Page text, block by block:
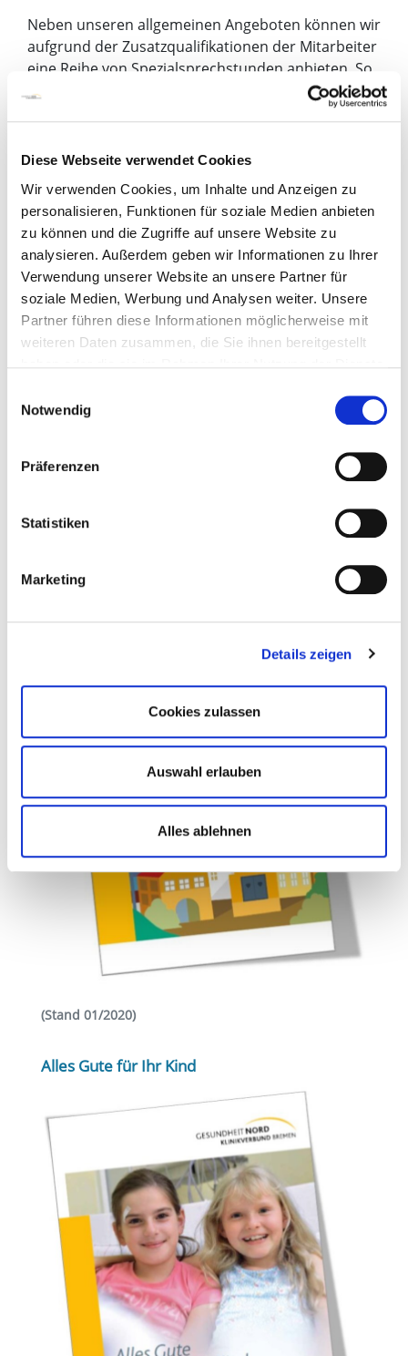
Diese Webseite verwendet Cookies
Wir verwenden Cookies, um Inhalte und Anzeigen zu
personalisieren, Funktionen für soziale Medien anbieten
zu können und die Zugriffe auf unsere Website zu
analysieren. Außerdem geben wir Informationen zu Ihrer
Verwendung unserer Website an unsere Partner für
soziale Medien, Werbung und Analysen weiter. Unsere
Partner führen diese Informationen möglicherweise mit
weiteren Daten zusammen, die Sie ihnen bereitgestellt
Notwendig
Präferenzen
Statistiken
Marketing
Details zeigen
Cookies zulassen
Auswahl erlauben
Alles ablehnen
Neben unseren allgemeinen Angeboten können wir
aufgrund der Zusatzqualifikationen der Mitarbeiter
eine Reihe von Spezialsprechstunden anbieten. So
haben wir ein mit den Kinder- und Jugendärzten
speziell abgestimmtes Konzept für die Nachsorge
wir aufgrund einer besonderen Expertise spezielle
Epilepsien, Cerebralparesen, Autismus und
weiteren Krankheitsbildern an. Beispielsweise
haben wir für Kinder mit Cerebralparesen oder
anderen motorischen Störungen gemeinsame
Termine mit spezialisierten Kinder- und
Jugendärzten, Physiotherapeutinnen,
Orthopädiemechanikern und Kinderorthopäden
Folder: Das Sozialpädiatrische Institut |
(Stand 01/2020)
Alles Gute für Ihr Kind